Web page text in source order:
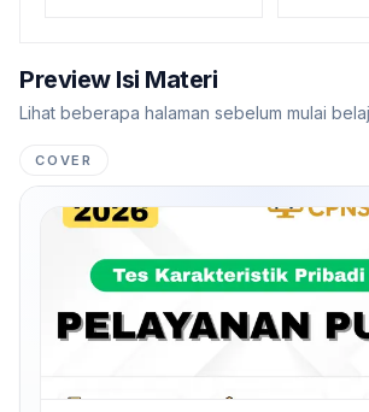
Preview Isi Materi
Lihat beberapa halaman sebelum mulai
COVER